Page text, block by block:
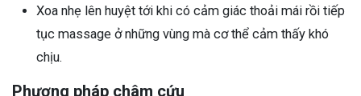
Xoa nhẹ lên huyệt tới khi có cảm giác thoải mái rồi tiếp
tục massage ở những vùng mà cơ thể cảm thấy khó
chịu.
Phương pháp châm cứu